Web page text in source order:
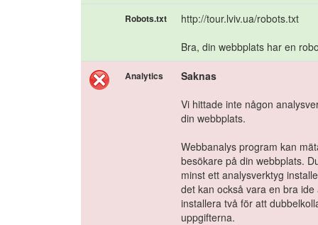
Robots.txt
http://tour.lviv.ua/robots.txt
Bra, din webbplats har en
Analytics
Saknas
Vi hittade inte någon
din webbplats.
Webbanalys program kan
besökare på din webbplats.
minst ett analysverktyg
det kan också vara en bra ide
installera två för att
uppgifterna.